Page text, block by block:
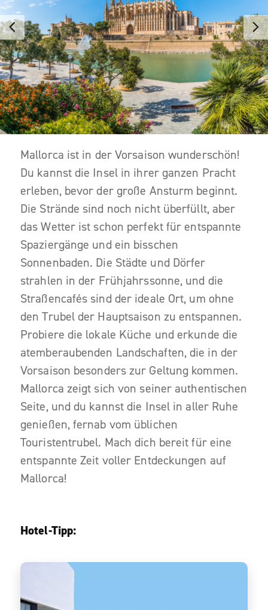
Mallorca ist in der Vorsaison wunderschön!
Du kannst die Insel in ihrer ganzen Pracht
erleben, bevor der große Ansturm beginnt.
Die Strände sind noch nicht überfüllt, aber
das Wetter ist schon perfekt für entspannte
Spaziergänge und ein bisschen
Sonnenbaden. Die Städte und Dörfer
strahlen in der Frühjahrssonne, und die
Straßencafés sind der ideale Ort, um ohne
den Trubel der Hauptsaison zu entspannen.
Probiere die lokale Küche und erkunde die
atemberaubenden Landschaften, die in der
Vorsaison besonders zur Geltung kommen.
Mallorca zeigt sich von seiner authentischen
Seite, und du kannst die Insel in aller Ruhe
genießen, fernab vom üblichen
Touristentrubel. Mach dich bereit für eine
entspannte Zeit voller Entdeckungen auf
Mallorca!
Hotel-Tipp: